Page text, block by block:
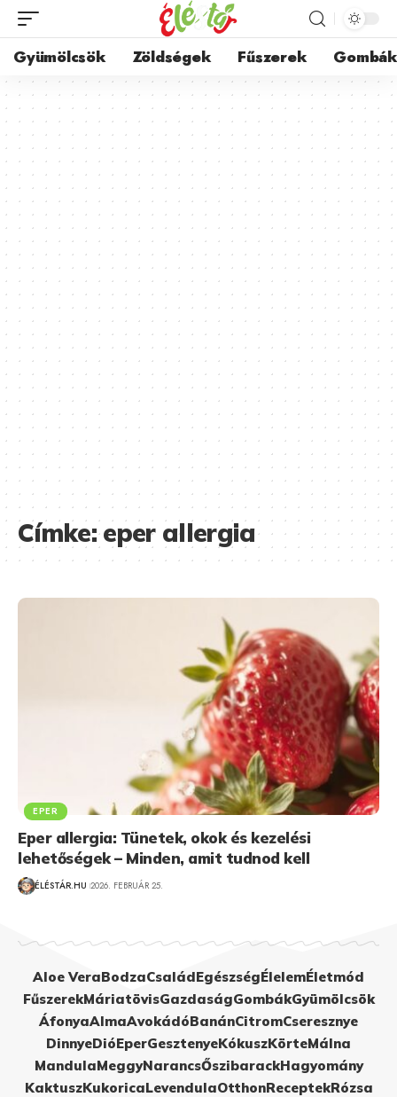
Gyümölcsök Zöldségek Fűszerek Gombák
Címke:eper allergia
EPER
Eper allergia: Tünetek, okok és kezelési
lehetőségek – Minden, amit tudnod kell
ÉLÉSTÁR.HU 2026. FEBRUÁR 25.
Aloe VeraBodzaCsaládEgészségÉlelemÉletmód
FűszerekMáriatövisGazdaságGombákGyümölcsök
ÁfonyaAlmaAvokádóBanánCitromCseresznye
DinnyeDióEperGesztenyeKókuszKörteMálna
MandulaMeggyNarancsŐszibarackHagyomány
KaktuszKukoricaLevendulaOtthonReceptekRózsa